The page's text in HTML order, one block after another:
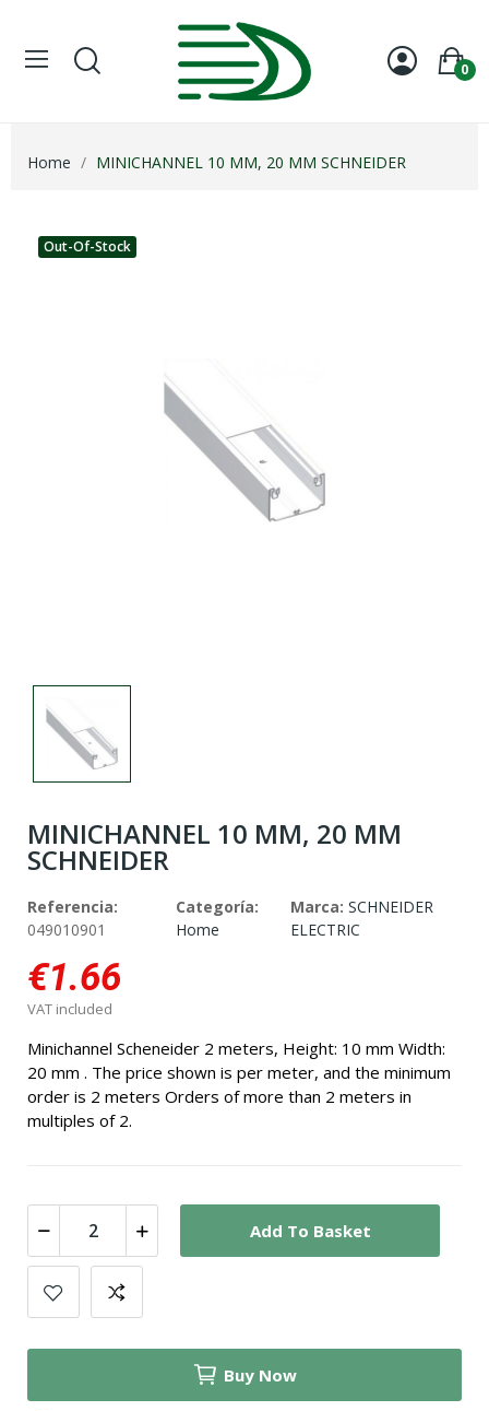
0
Home MINICHANNEL 10 MM, 20 MM SCHNEIDER
Out-Of-Stock
MINICHANNEL 10 MM, 20 MM
SCHNEIDER
Referencia:
049010901
Categoría:
Home
Marca: SCHNEIDER
ELECTRIC
€1.66
VAT included
Minichannel Scheneider 2 meters, Height: 10 mm Width:
20 mm . The price shown is per meter, and the minimum
order is 2 meters Orders of more than 2 meters in
multiples of 2.
Add To Basket
Buy Now